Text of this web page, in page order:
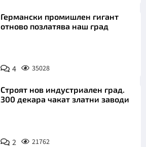
Германски промишлен гигант
отново позлатява наш град
4 35028
Строят нов индустриален град.
300 декара чакат златни заводи
2 21762